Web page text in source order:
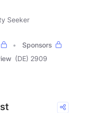
Seeker
Sponsors
(DE) 2909